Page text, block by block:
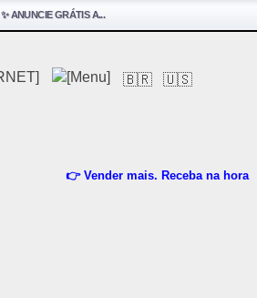
✨ ANUNCIE GRÁTIS A...
🇧🇷 🇺🇸
👉 Vender mais. Receba na hora